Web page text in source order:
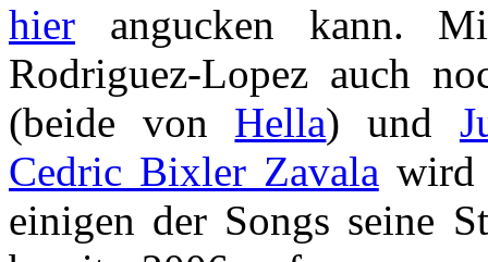
hier angucken kann.
Rodriguez-Lopez auch
(beide von Hella) und
Cedric Bixler Zavala wird
einigen der Songs seine